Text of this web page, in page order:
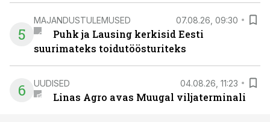
5
MAJANDUSTULEMUSED 07.08.26, 09:30
Puhk ja Lausing kerkisid Eesti
suurimateks toidutöösturiteks
6 UUDISED 04.08.26, 11:23
Linas Agro avas Muugal viljaterminali